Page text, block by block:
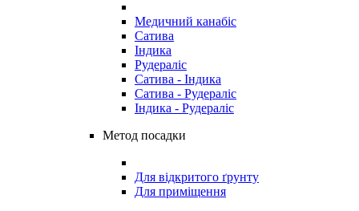
Медичний канабіс
Сатива
Індика
Рудераліс
Сатива - Індика
Сатива - Рудераліс
Індика - Рудераліс
Метод посадки
Для відкритого ґрунту
Для приміщення